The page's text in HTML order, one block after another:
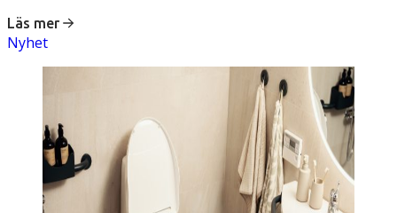
Läs mer
Nyhet